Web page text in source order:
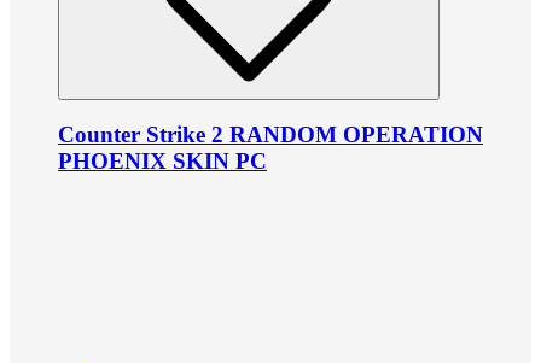
Counter Strike 2 RANDOM OPERATION
PHOENIX SKIN PC